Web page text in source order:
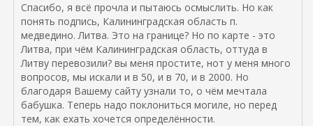
с
ы
л
к
а
)
с
ы
л
а
)
Спасибо, я всё прочла и пытаюсь осмыслить. Но как
понять подпись, Калининградская область п.
медведино. Литва. Это на границе? Но по карте - это
Литва, при чём Калининградская область, оттуда в
Литву перевозили? вы меня простите, нот у меня много
вопросов, мы искали и в 50, и в 70, и в 2000. Но
благодаря Вашему сайту узнали то, о чём мечтала
бабушка. Теперь надо поклониться могиле, но перед
тем, как ехать хочется определённости.